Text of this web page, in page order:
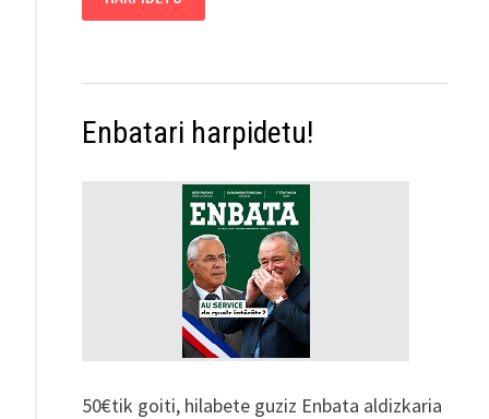
Enbatari harpidetu!
50€tik goiti, hilabete guziz Enbata aldizkaria